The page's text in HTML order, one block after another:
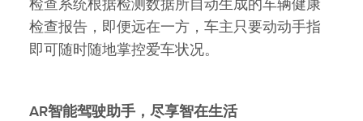
检查系统根据检测数据所自动生成的车辆健康
检查报告，即便远在一方，车主只要动动手指
即可随时随地掌控爱车状况。
AR智能驾驶助手，尽享智在生活